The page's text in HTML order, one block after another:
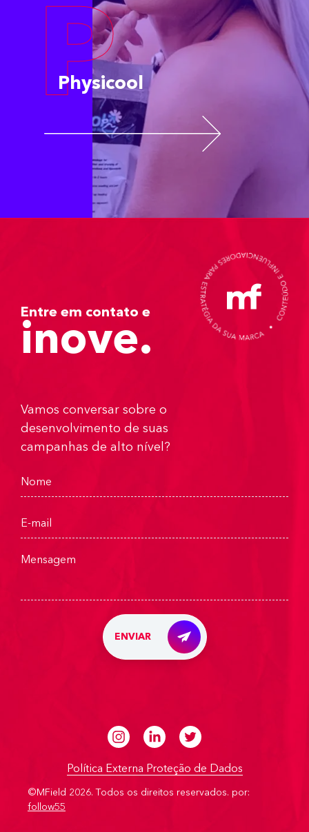
P
Physicool
Entre em contato e
inove.
Vamos conversar sobre o
desenvolvimento de suas
campanhas de alto nível?
ENVIAR
Política Externa Proteção de Dados
©MField 2026. Todos os direitos reservados. por:
follow55